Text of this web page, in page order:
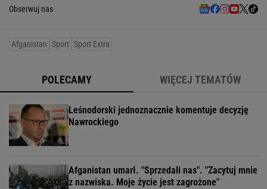
Obserwuj nas
Afganistan Sport Sport Extra
POLECAMY WIĘCEJ TEMATÓW
Leśnodorski jednoznacznie komentuje decyzję
Nawrockiego
Afganistan umarł. "Sprzedali nas". "Zacytuj mnie
z nazwiska. Moje życie jest zagrożone"